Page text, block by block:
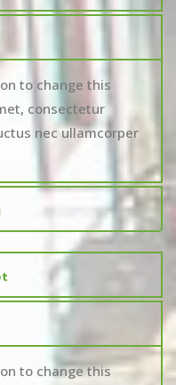
to change this
consectetur
nec ullamcorper
to change this